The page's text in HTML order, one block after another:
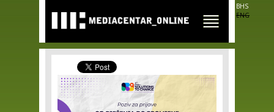
main
content
BHS
ENG